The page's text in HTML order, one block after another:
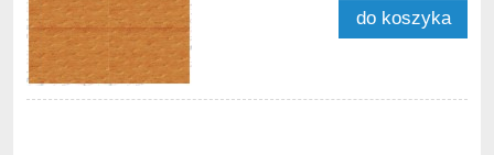
do koszyka